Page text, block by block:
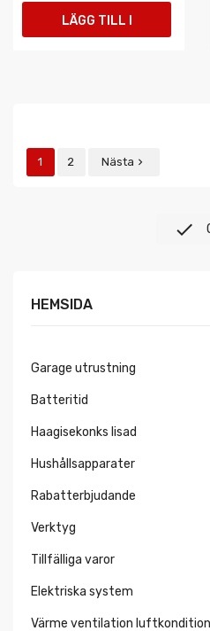
LÄGG TILL I
1 2 Nästa 

HEMSIDA
Garage utrustning
Batteritid
Haagisekonks lisad
Hushållsapparater
Rabatterbjudande
Verktyg
Tillfälliga varor
Elektriska system
Värme ventilation